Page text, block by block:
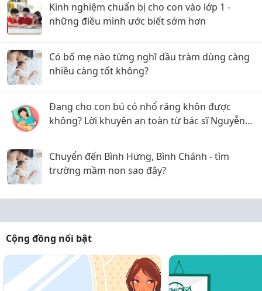
Kinh nghiệm chuẩn bị cho con vào lớp 1 -
những điều mình ước biết sớm hơn
Có bố mẹ nào từng nghĩ dầu tràm dùng càng
nhiều càng tốt không?
Đang cho con bú có nhổ răng khôn được
không? Lời khuyên an toàn từ bác sĩ Nguyễn
Chuyển đến Bình Hưng, Bình Chánh - tìm
trường mầm non sao đây?
Cộng đồng nổi bật